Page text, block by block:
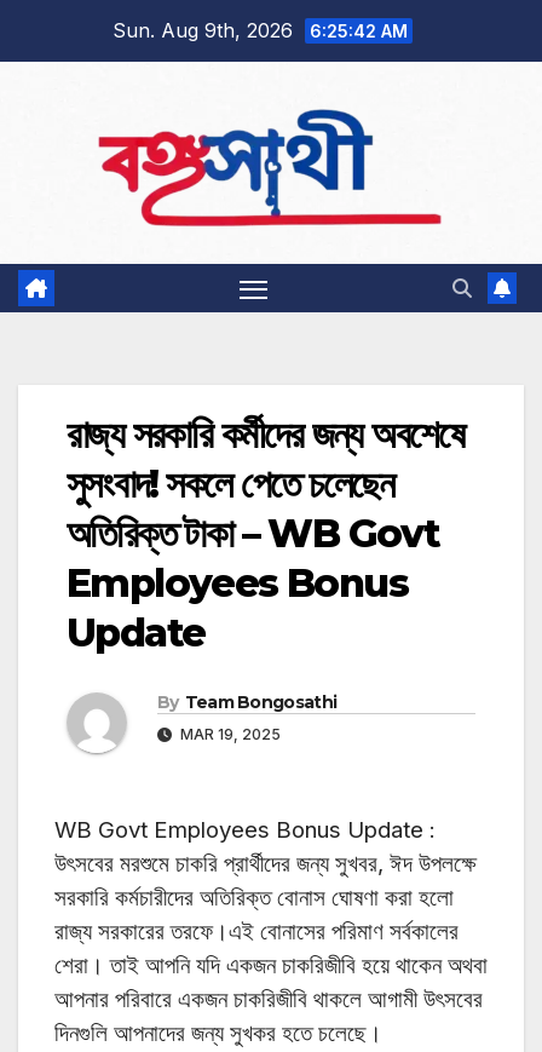
Sun. Aug 9th, 2026 6:25:43 AM
রাজ্য সরকারি কর্মীদের জন্য অবশেষে
সুসংবাদ! সকলে পেতে চলেছেন
অতিরিক্ত টাকা – WB Govt
Employees Bonus
Update
By Team Bongosathi
MAR 19, 2025
WB Govt Employees Bonus Update :
উৎসবের মরশুমে চাকরি প্রার্থীদের জন্য সুখবর, ঈদ উপলক্ষে
সরকারি কর্মচারীদের অতিরিক্ত বোনাস ঘোষণা করা হলো
রাজ্য সরকারের তরফে।এই বোনাসের পরিমাণ সর্বকালের
শেরা। তাই আপনি যদি একজন চাকরিজীবি হয়ে থাকেন অথবা
আপনার পরিবারে একজন চাকরিজীবি থাকলে আগামী উৎসবের
দিনগুলি আপনাদের জন্য সুখকর হতে চলেছে।